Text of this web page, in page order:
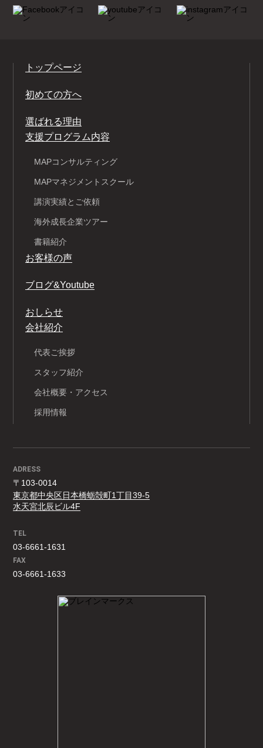
トップページ
初めての方へ
選ばれる理由
支援プログラム内容
MAPコンサルティング
MAPマネジメントスクール
講演実績とご依頼
海外成長企業ツアー
書籍紹介
お客様の声
ブログ&Youtube
おしらせ
会社紹介
代表ご挨拶
スタッフ紹介
会社概要・アクセス
採用情報
ADRESS
〒103-0014
東京都中央区日本橋蛎殻町1丁目39-5
水天宮北辰ビル4F
TEL
03-6661-1631
FAX
03-6661-1633